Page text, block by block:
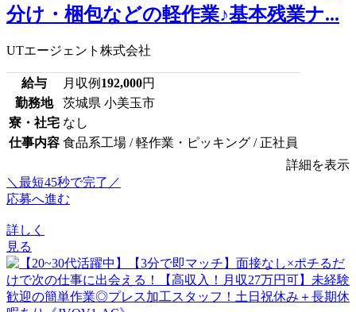
分け・梱包などの軽作業♪基本残業ナ...
UTエージェント株式会社
給与 月収例 192,000円
勤務地
茨城県 小美玉市
寮・社宅 なし
仕事内容 食品系工場 / 軽作業・ピッキング / 正社員
詳細を表示
＼最短45秒で完了／
応募へ進む
詳しく
見る